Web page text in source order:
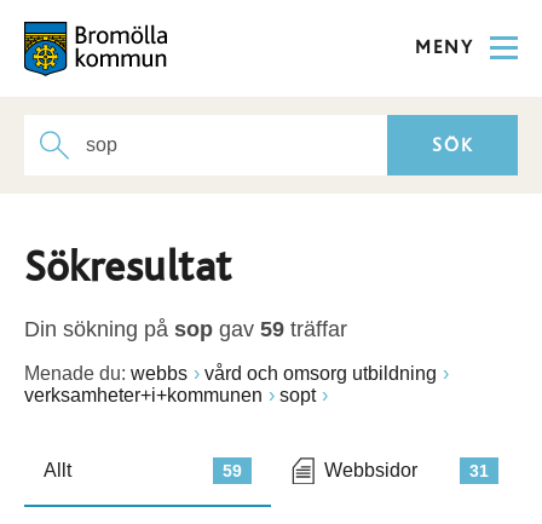
MENY
Sökresultat
Din sökning på sop gav 59 träffar
Menade du: webbs
vård och omsorg utbildning
verksamheter+i+kommunen
sopt
59
Allt 31
Webbsidor